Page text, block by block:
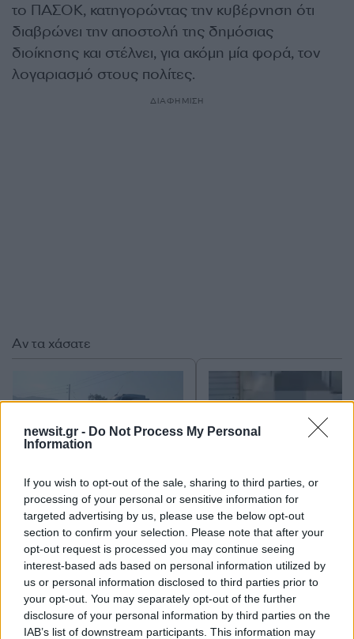
newsit.gr - Do Not Process My Personal
Information
If you wish to opt-out of the sale, sharing to third parties, or
processing of your personal or sensitive information for
targeted advertising by us, please use the below opt-out
section to confirm your selection. Please note that after your
opt-out request is processed you may continue seeing
interest-based ads based on personal information utilized by
us or personal information disclosed to third parties prior to
your opt-out. You may separately opt-out of the further
disclosure of your personal information by third parties on the
IAB’s list of downstream participants. This information may
το ΠΑΣΟΚ, κατηγορώντας την κυβέρνηση ότι
διαβρώνει την αποστολή της δημόσιας
διοίκησης και στέλνει, για ακόμη μία φορά, τον
λογαριασμό στους πολίτες.
ΔΙΑΦΗΜΙΣΗ
Αν τα χάσατε
Τραγωδία στις Σέρρες: «Τα
έχασα όλα, κάτι με
τράβαγε στην καρδιά μου»,
λέει ο άνδρας που έχασε
σύζυγο και γιο στο τροχαίο
Μυστράς: Αλλαγή
υπερασπιστική
55χρονου που έκρυψε
νεκρό πατέρα του
καταψύκτη – Η
στους γονείς και η
διαφωνία με την
του